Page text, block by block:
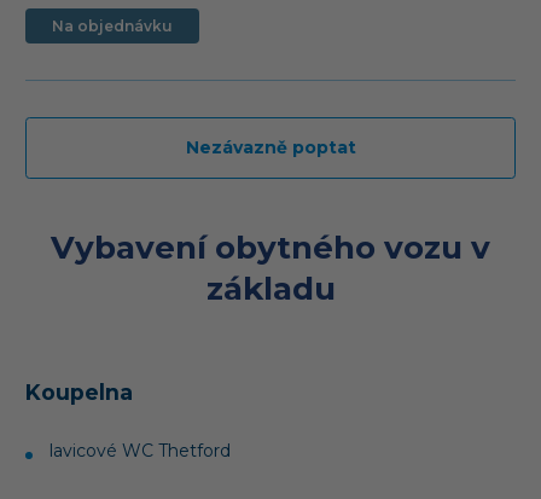
Na objednávku
Nezávazně poptat
Vybavení obytného vozu v
základu
Koupelna
lavicové WC Thetford